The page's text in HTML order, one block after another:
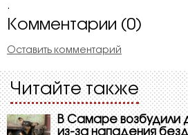
.
Комментарии (0)
Оставить комментарий
Читайте также
В Самаре возбудили
из-за нападения